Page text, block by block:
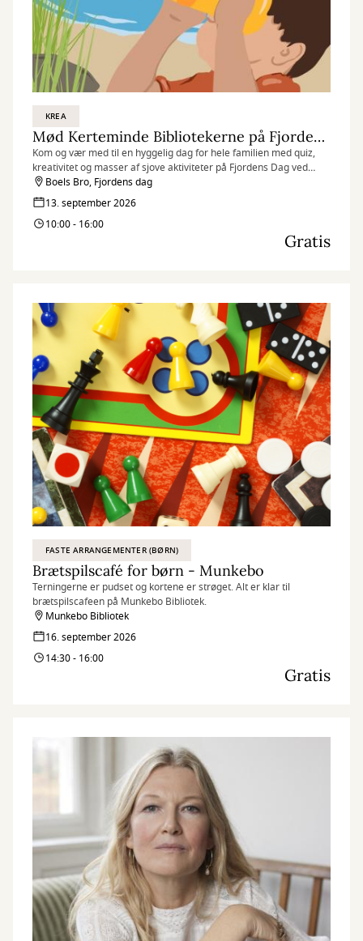
KREA
Mød Kerteminde Bibliotekerne på Fjordens dag
Kom og vær med til en hyggelig dag for hele familien med quiz,
kreativitet og masser af sjove aktiviteter på Fjordens Dag ved
Boels Bro i Munkebo.
Boels Bro, Fjordens dag
13. september 2026
10:00 - 16:00
Gratis
FASTE ARRANGEMENTER (BØRN)
Brætspilscafé for børn - Munkebo
Terningerne er pudset og kortene er strøget. Alt er klar til
brætspilscafeen på Munkebo Bibliotek.
Munkebo Bibliotek
16. september 2026
14:30 - 16:00
Gratis